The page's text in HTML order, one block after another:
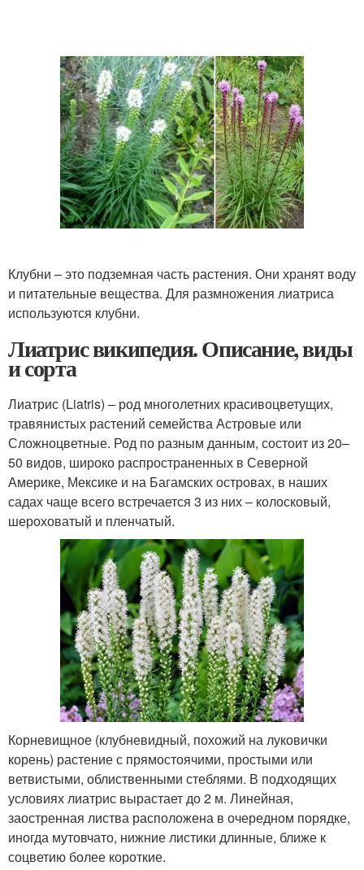
Клубни – это подземная часть растения. Они хранят воду
и питательные вещества. Для размножения лиатриса
используются клубни.
Лиатрис википедия. Описание, виды
и сорта
Лиатрис (Liatris) – род многолетних красивоцветущих,
травянистых растений семейства Астровые или
Сложноцветные. Род по разным данным, состоит из 20–
50 видов, широко распространенных в Северной
Америке, Мексике и на Багамских островах, в наших
садах чаще всего встречается 3 из них – колосковый,
шероховатый и пленчатый.
Корневищное (клубневидный, похожий на луковички
корень) растение с прямостоячими, простыми или
ветвистыми, облиственными стеблями. В подходящих
условиях лиатрис вырастает до 2 м. Линейная,
заостренная листва расположена в очередном порядке,
иногда мутовчато, нижние листики длинные, ближе к
соцветию более короткие.